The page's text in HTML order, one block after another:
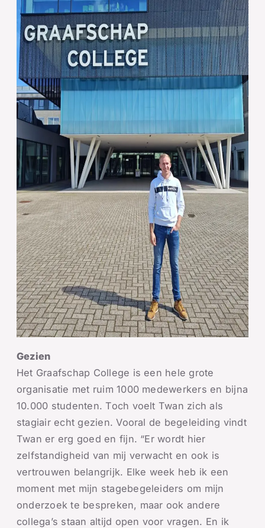
Gezien
Het Graafschap College is een hele grote
organisatie met ruim 1000 medewerkers en bijna
10.000 studenten. Toch voelt Twan zich als
stagiair echt gezien. Vooral de begeleiding vindt
Twan er erg goed en fijn. “Er wordt hier
zelfstandigheid van mij verwacht en ook is
vertrouwen belangrijk. Elke week heb ik een
moment met mijn stagebegeleiders om mijn
onderzoek te bespreken, maar ook andere
collega’s staan altijd open voor vragen. En ik